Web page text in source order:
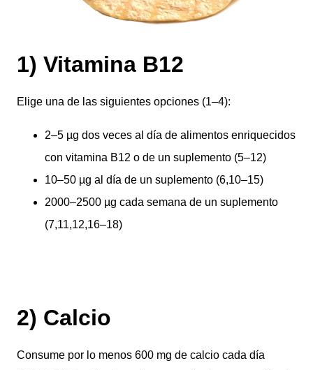
1) Vitamina B12
Elige una de las siguientes opciones (1–4):
2–5 µg dos veces al día de alimentos enriquecidos
con vitamina B12 o de un suplemento (5–12)
10–50 µg al día de un suplemento (6,10–15)
2000–2500 µg cada semana de un suplemento
(7,11,12,16–18)
2) Calcio
Consume por lo menos 600 mg de calcio cada día